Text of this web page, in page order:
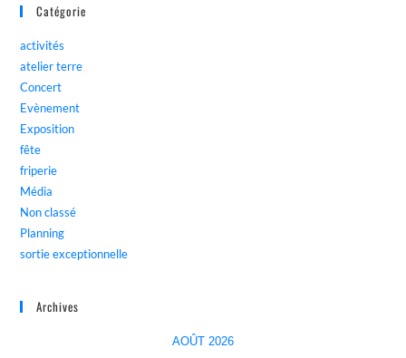
Catégorie
activités
atelier terre
Concert
Evènement
Exposition
fête
friperie
Média
Non classé
Planning
sortie exceptionnelle
Archives
AOÛT 2026